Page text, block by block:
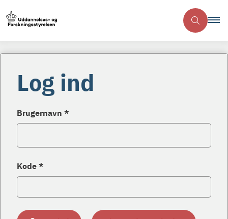
Log ind
Brugernavn *
Kode *